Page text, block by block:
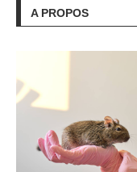
A PROPOS